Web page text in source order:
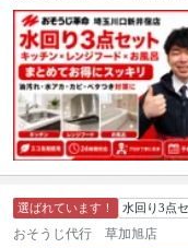
選ばれています！ 水回り3点
おそうじ代行 草加旭店